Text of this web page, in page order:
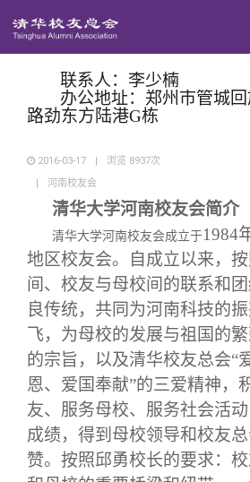
西南联大校友会
捐赠新闻
捐赠纪事
捐赠方法
义工计划
《清华校友通讯》
《水木清华》
我要订阅
新媒体平台
百年清华
清华人物
清华故事
青春风采
校友文苑
校友服务
终身学习
信息化服务
三创大赛
校友总会
总会简介
会长致辞
关闭
联系人：李少楠
办公地址：郑州市管城
路劲东方陆港G栋
2016-03-17 | 浏览 8937次
|
河南校友会
清华大学河南校友会简介
清华大学河南校友会成立于1984
地区校友会。自成立以来，
间、校友与母校间的联系和
良传统，共同为河南科技的
飞，为母校的发展与祖国的
的宗旨，以及清华校友总会“
恩、爱国奉献”的三爱精神，
友、服务母校、服务社会活
成绩，得到母校领导和校友
赞。按照邱勇校长的要求：